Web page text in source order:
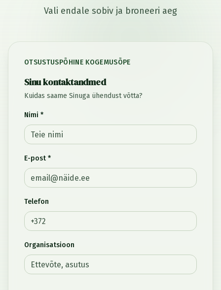
Vali endale sobiv ja broneeri aeg
OTSUSTUSPÕHINE KOGEMUSÕPE
Sinu kontaktandmed
Kuidas saame Sinuga ühendust võtta?
Nimi *
E-post *
Telefon
Organisatsioon